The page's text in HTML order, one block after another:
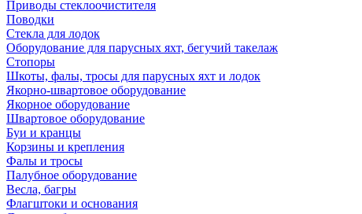
Приводы стеклоочистителя
Поводки
Стекла для лодок
Оборудование для парусных яхт, бегучий такелаж
Стопоры
Шкоты, фалы, тросы для парусных яхт и лодок
Якорно-швартовое оборудование
Якорное оборудование
Швартовое оборудование
Буи и кранцы
Корзины и крепления
Фалы и тросы
Палубное оборудование
Весла, багры
Флагштоки и основания